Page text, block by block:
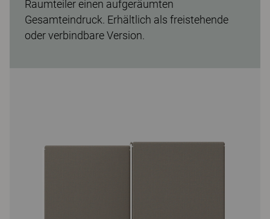
Raumteiler einen aufgeräumten
Gesamteindruck. Erhältlich als freistehende
oder verbindbare Version.